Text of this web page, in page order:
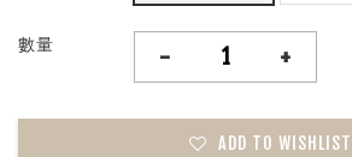
數量 - +
ADD TO WISHLIST